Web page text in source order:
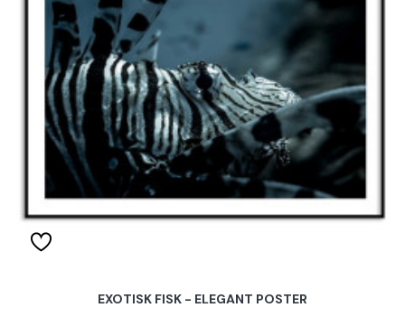
EXOTISK FISK - ELEGANT POSTER